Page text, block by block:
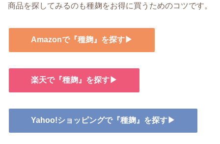
商品を探してみるのも種麹をお得に買うためのコツです。
Amazonで『種麹』を探す▶
楽天で『種麹』を探す▶
Yahoo!ショッピングで『種麹』を探す▶